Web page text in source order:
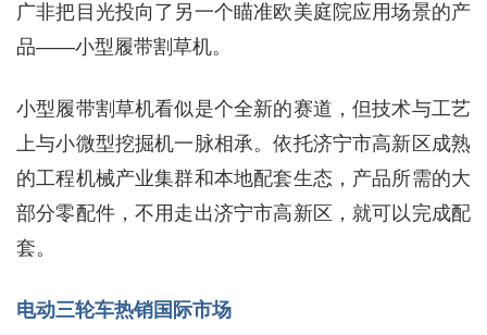
广非把目光投向了另一个瞄准欧美庭院应用场景的产
品——小型履带割草机。
小型履带割草机看似是个全新的赛道，但技术与工艺
上与小微型挖掘机一脉相承。依托济宁市高新区成熟
的工程机械产业集群和本地配套生态，产品所需的大
部分零配件，不用走出济宁市高新区，就可以完成配
套。
电动三轮车热销国际市场